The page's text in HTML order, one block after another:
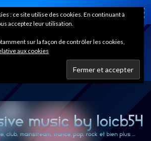
Home
: ce site utilise des cookies. En continuant à
acceptez leur utilisation.
sur la façon de contrôler les cookies,
aux cookies